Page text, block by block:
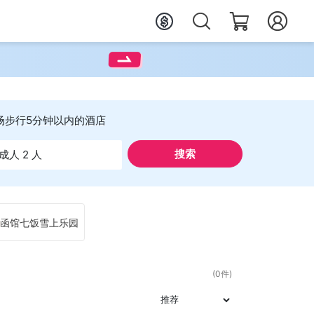
步行5分钟以内的酒店
成人 2 人 搜索
函馆七饭雪上乐园
(0件)